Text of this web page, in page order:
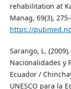
rehabilitation at
Manag, 69(3),
https://
Sarango, L.
Nacionalidades y
Ecuador /
UNESCO para la